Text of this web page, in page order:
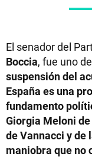
El senador del
Boccia, fue uno
suspensión del
España es una
fundamento
Giorgia Meloni
de Vannacci y de
maniobra que no